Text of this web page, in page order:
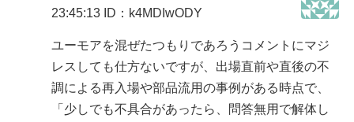
23:45:13 ID：k4MDIwODY
ユーモアを混ぜたつもりであろうコメントにマジ
レスしても仕方ないですが、出場直前や直後の不
調による再入場や部品流用の事例がある時点で、
「少しでも不具合があったら、問答無用で解体し